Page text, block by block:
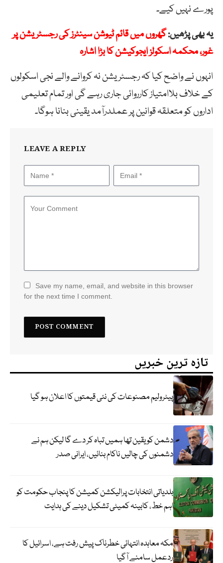
پورے نہیں کیے۔
یہ بھی پڑھیں:گھروں میں قائم ٹیوشن سینٹرز کی رجسٹریشن پر
غور، محکمہ اسکولز ایجوکیشن کا بڑا اشارہ
انہوں نے واضح کیا کہ رجسٹریشن نہ کروانے والے نجی اسکولوں
کے خلاف بلاامتیاز کارروائی جاری رہے گی اور تمام تعلیمی
اداروں کو متعلقہ قوانین پر عملدرآمد یقینی بنانا ہوگا۔
LEAVE A REPLY
Save my name, email, and website in this browser
for the next time I comment.
تازہ ترین خبریں
پیٹرولیم مصنوعات کی نئی قیمتوں کا اعلان ہو گیا
دشمن کو یقین تھا ہمیں تباہ کر دے گا لیکن ہم نے
دشمنوں کی چالیں ناکام بنائیں، ایرانی صدر
بلدیاتی انتخابات پرالیکشن کمیشن کا پنجاب حکومت کو
اہم خط، کابینہ کمیٹی تشکیل دینے کی ہدایت
مکہ معاہدہ انتہائی خطرناک پیش رفت ہے، اسرائیل کا
ردعمل سامنے آگیا